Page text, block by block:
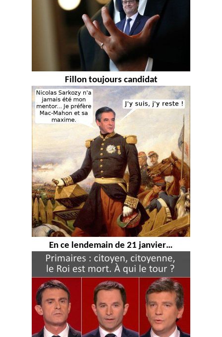
Fillon toujours candidat
En ce lendemain de 21 janvier…